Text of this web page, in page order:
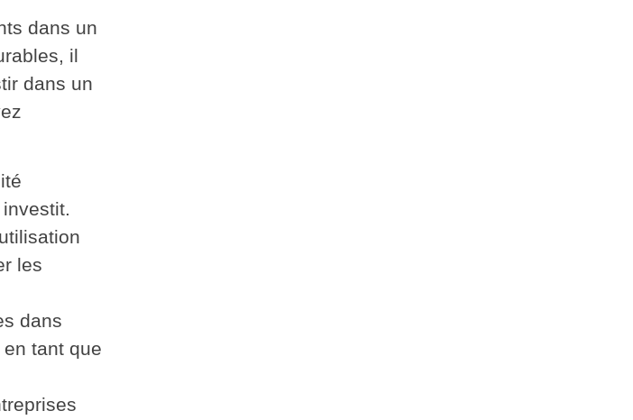
dans un
il
dans un
les
dans
tant que